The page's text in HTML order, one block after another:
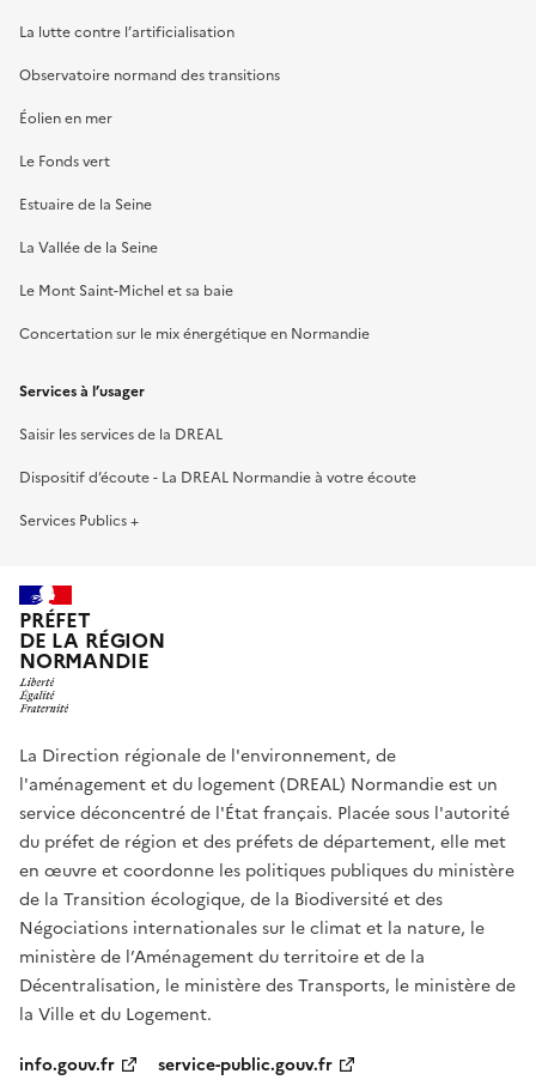
La lutte contre l’artificialisation
Observatoire normand des transitions
Éolien en mer
Le Fonds vert
Estuaire de la Seine
La Vallée de la Seine
Le Mont Saint-Michel et sa baie
Concertation sur le mix énergétique en Normandie
Services à l’usager
Saisir les services de la DREAL
Dispositif d’écoute - La DREAL Normandie à votre écoute
Services Publics +
PRÉFET
DE LA RÉGION
NORMANDIE
La Direction régionale de l'environnement, de
l'aménagement et du logement (DREAL) Normandie est un
service déconcentré de l'État français. Placée sous l'autorité
du préfet de région et des préfets de département, elle met
en œuvre et coordonne les politiques publiques du ministère
de la Transition écologique, de la Biodiversité et des
Négociations internationales sur le climat et la nature, le
ministère de l’Aménagement du territoire et de la
Décentralisation, le ministère des Transports, le ministère de
la Ville et du Logement.
info.gouv.fr
service-public.gouv.fr